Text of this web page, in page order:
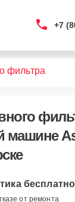
+7
фильтра
машине
бесплатно
от ремонта